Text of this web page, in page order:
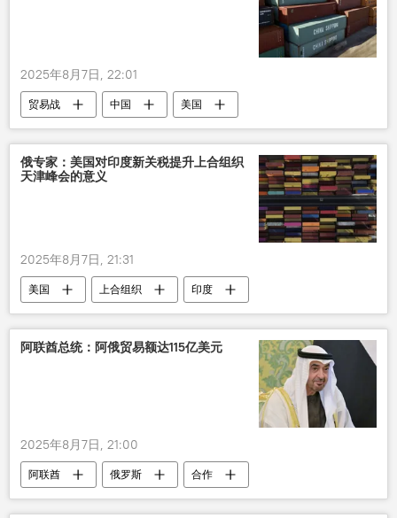
2025年8月7日, 22:01
贸易战 中国 美国
俄专家：美国对印度新关税提升上合组织
天津峰会的意义
2025年8月7日, 21:31
美国 上合组织 印度
阿联酋总统：阿俄贸易额达115亿美元
2025年8月7日, 21:00
阿联酋 俄罗斯
合作
贸易额
访问